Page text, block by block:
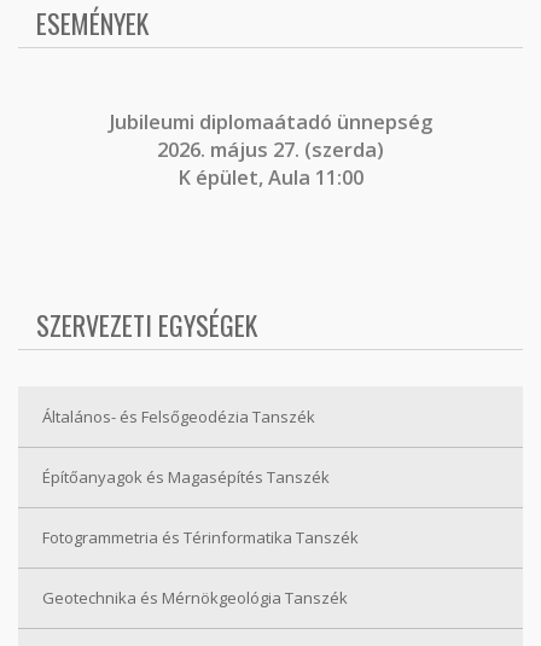
ESEMÉNYEK
Jubileumi diplomaátadó ünnepség
2026. május 27. (szerda)
K épület, Aula 11:00
SZERVEZETI EGYSÉGEK
Általános- és Felsőgeodézia Tanszék
Építőanyagok és Magasépítés Tanszék
Fotogrammetria és Térinformatika Tanszék
Geotechnika és Mérnökgeológia Tanszék